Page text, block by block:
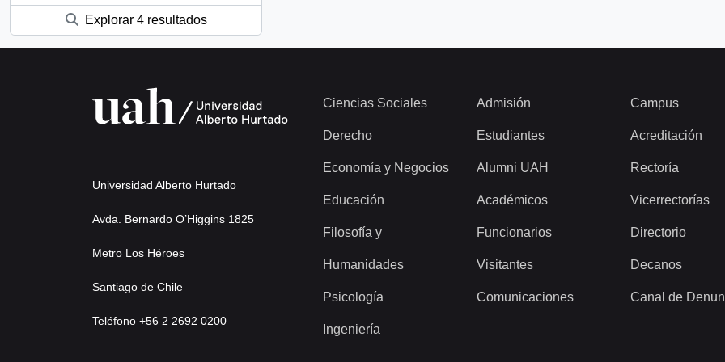
Explorar 4 resultados
Universidad Alberto Hurtado
Avda. Bernardo O’Higgins 1825
Metro Los Héroes
Santiago de Chile
Teléfono +56 2 2692 0200
Ciencias Sociales
Derecho
Economía y Negocios
Educación
Filosofía y
Humanidades
Psicología
Ingeniería
Admisión
Estudiantes
Alumni UAH
Académicos
Funcionarios
Visitantes
Comunicaciones
Campus
Acreditación
Rectoría
Vicerrectorías
Directorio
Decanos
Canal de